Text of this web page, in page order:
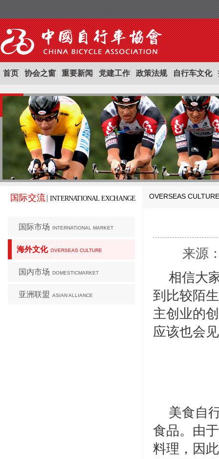
首页 协会之窗 重要新闻 党建工作 政策法规 自行车文化
国际交流 INTERNATIONAL EXCHANGE
国际市场 INTERNATIONAL MARKET
海外文化 OVERSEAS CULTURE
国内市场 DOMESTICMARKET
亚洲联盟 ASIAN ALLIANCE
OVERSEAS
来源
相信大
到比较陌
主创业的
应该也会
美食自
食品。由
料理，因